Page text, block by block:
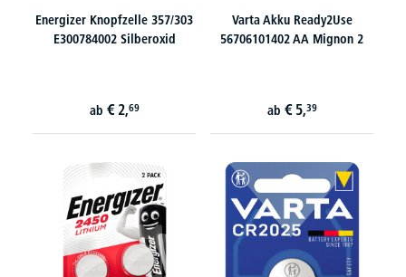
Energizer Knopfzelle 357/303
E300784002 Silberoxid
ab € 2,69
Varta Akku Ready2Use
56706101402 AA Mignon 2
ab € 5,39